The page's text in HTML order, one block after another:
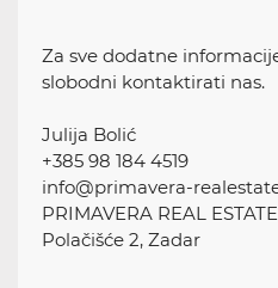
Za sve dodatne
slobodni kontaktirati nas.
Julija Bolić
+385 98 184 4519
info@primavera-
PRIMAVERA REAL
Polačišće 2, Zadar